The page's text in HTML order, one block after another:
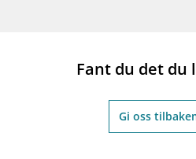
Fant du det du
Gi oss